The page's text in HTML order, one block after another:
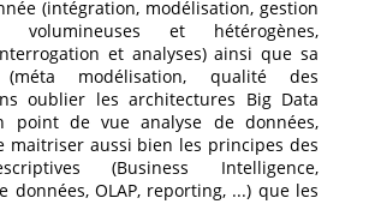
(intégration, modélisation, gestion
volumineuses et hétérogènes,
et analyses) ainsi que sa
(méta modélisation, qualité des
oublier les architectures Big Data
point de vue analyse de données,
maitriser aussi bien les principes des
(Business Intelligence,
données, OLAP, reporting, ...) que les